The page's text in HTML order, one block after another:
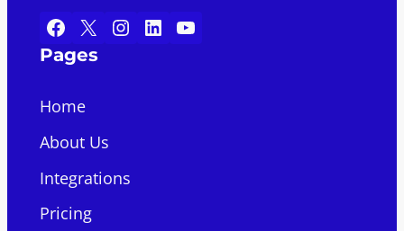
Facebook X Instagram LinkedIn YouTube
Pages
Home
About Us
Integrations
Pricing